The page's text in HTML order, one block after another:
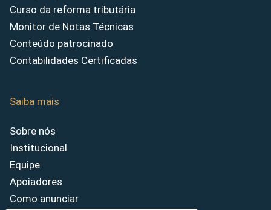
Curso da reforma tributária
Monitor de Notas Técnicas
Conteúdo patrocinado
Contabilidades Certificadas
Saiba mais
Sobre nós
Institucional
Equipe
Apoiadores
Como anunciar